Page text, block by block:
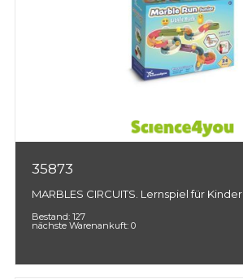
35873
MARBLES CIRCUITS. Lernspiel für Kinder
Bestand: 127
nächste Warenankuft: 0